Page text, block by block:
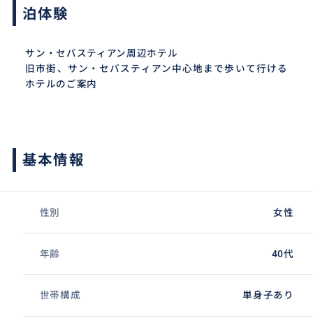
泊体験
サン・セバスティアン周辺ホテル
旧市街、サン・セバスティアン中心地まで歩いて行ける
ホテルのご案内
基本情報
性別 女性
年齢 40代
世帯構成 単身子あり